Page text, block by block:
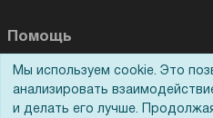
Помощь
Вопрос-ответ
Реквизиты
Мы используем cookie. Это
анализировать
и делать его лучше.